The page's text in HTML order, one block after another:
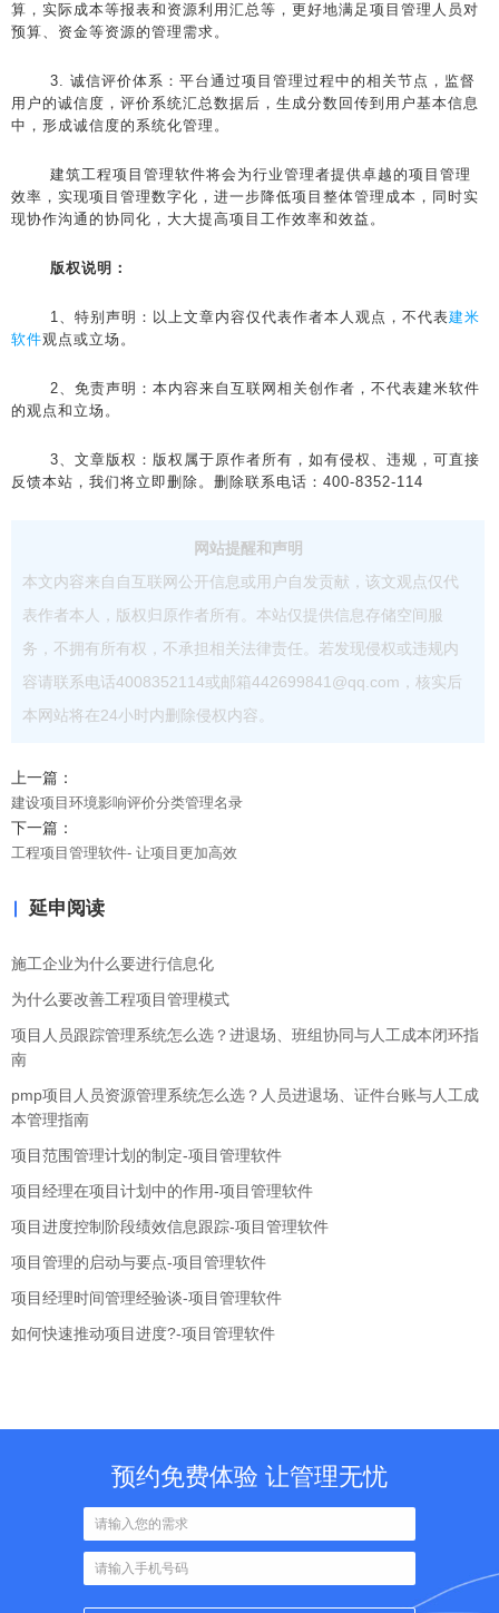
算，实际成本等报表和资源利用汇总等，更好地满足项目管理人员对
预算、资金等资源的管理需求。
3. 诚信评价体系：平台通过项目管理过程中的相关节点，监督
用户的诚信度，评价系统汇总数据后，生成分数回传到用户基本信息
中，形成诚信度的系统化管理。
建筑工程项目管理软件将会为行业管理者提供卓越的项目管理
效率，实现项目管理数字化，进一步降低项目整体管理成本，同时实
现协作沟通的协同化，大大提高项目工作效率和效益。
版权说明：
1、特别声明：以上文章内容仅代表作者本人观点，不代表建米
软件观点或立场。
2、免责声明：本内容来自互联网相关创作者，不代表建米软件
的观点和立场。
3、文章版权：版权属于原作者所有，如有侵权、违规，可直接
反馈本站，我们将立即删除。删除联系电话：400-8352-114
网站提醒和声明
本文内容来自自互联网公开信息或用户自发贡献，该文观点仅代
表作者本人，版权归原作者所有。本站仅提供信息存储空间服
务，不拥有所有权，不承担相关法律责任。若发现侵权或违规内
容请联系电话4008352114或邮箱442699841@qq.com，核实后
本网站将在24小时内删除侵权内容。
上一篇：
建设项目环境影响评价分类管理名录
下一篇：
工程项目管理软件- 让项目更加高效
延申阅读
施工企业为什么要进行信息化
为什么要改善工程项目管理模式
项目人员跟踪管理系统怎么选？进退场、班组协同与人工成本闭环指
南
pmp项目人员资源管理系统怎么选？人员进退场、证件台账与人工成
本管理指南
项目范围管理计划的制定-项目管理软件
项目经理在项目计划中的作用-项目管理软件
项目进度控制阶段绩效信息跟踪-项目管理软件
项目管理的启动与要点-项目管理软件
项目经理时间管理经验谈-项目管理软件
如何快速推动项目进度?-项目管理软件
预约免费体验 让管理无忧